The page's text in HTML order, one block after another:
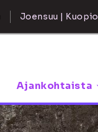
Joensuu | Kuopio
Ajankohtaista